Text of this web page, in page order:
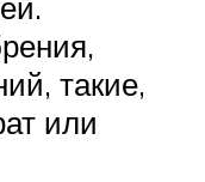
такие,
или